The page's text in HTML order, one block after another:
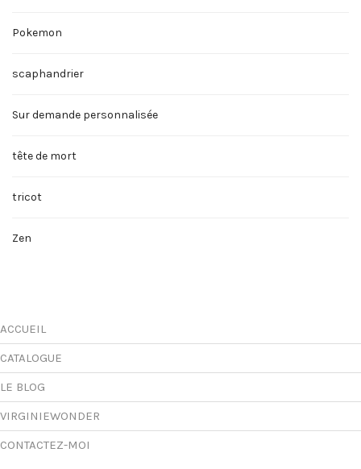
Pokemon
scaphandrier
Sur demande personnalisée
tête de mort
tricot
Zen
ACCUEIL
CATALOGUE
LE BLOG
VIRGINIEWONDER
CONTACTEZ-MOI